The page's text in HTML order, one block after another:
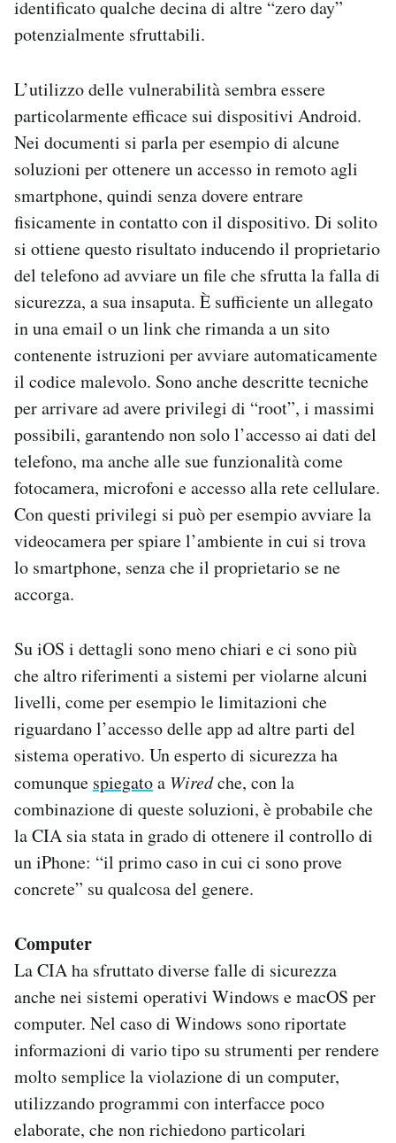
identificato qualche decina di altre “zero day”
potenzialmente sfruttabili.
L’utilizzo delle vulnerabilità sembra essere
particolarmente efficace sui dispositivi Android.
Nei documenti si parla per esempio di alcune
soluzioni per ottenere un accesso in remoto agli
smartphone, quindi senza dovere entrare
fisicamente in contatto con il dispositivo. Di solito
si ottiene questo risultato inducendo il proprietario
del telefono ad avviare un file che sfrutta la falla di
sicurezza, a sua insaputa. È sufficiente un allegato
in una email o un link che rimanda a un sito
contenente istruzioni per avviare automaticamente
il codice malevolo. Sono anche descritte tecniche
per arrivare ad avere privilegi di “root”, i massimi
possibili, garantendo non solo l’accesso ai dati del
telefono, ma anche alle sue funzionalità come
fotocamera, microfoni e accesso alla rete cellulare.
Con questi privilegi si può per esempio avviare la
videocamera per spiare l’ambiente in cui si trova
lo smartphone, senza che il proprietario se ne
accorga.
Su iOS i dettagli sono meno chiari e ci sono più
che altro riferimenti a sistemi per violarne alcuni
livelli, come per esempio le limitazioni che
riguardano l’accesso delle app ad altre parti del
sistema operativo. Un esperto di sicurezza ha
comunque spiegatoa Wiredche, con la
combinazione di queste soluzioni, è probabile che
la CIA sia stata in grado di ottenere il controllo di
un iPhone: “il primo caso in cui ci sono prove
concrete” su qualcosa del genere.
Computer
La CIA ha sfruttato diverse falle di sicurezza
anche nei sistemi operativi Windows e macOS per
computer. Nel caso di Windows sono riportate
informazioni di vario tipo su strumenti per rendere
molto semplice la violazione di un computer,
utilizzando programmi con interfacce poco
elaborate, che non richiedono particolari